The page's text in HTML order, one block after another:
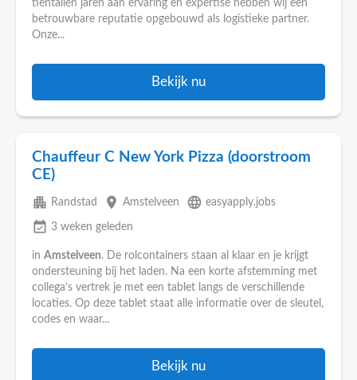
tientallen jaren aan ervaring en expertise hebben wij een
betrouwbare reputatie opgebouwd als logistieke partner.
Onze...
Bekijk nu
Chauffeur C New York Pizza (doorstroom
CE)
apartment Randstad place Amstelveen language easyapply.jobs
event_available 3 weken geleden
in Amstelveen. De rolcontainers staan al klaar en je krijgt
ondersteuning bij het laden. Na een korte afstemming met
collega’s vertrek je met een tablet langs de verschillende
locaties. Op deze tablet staat alle informatie over de sleutel,
codes en waar...
Bekijk nu